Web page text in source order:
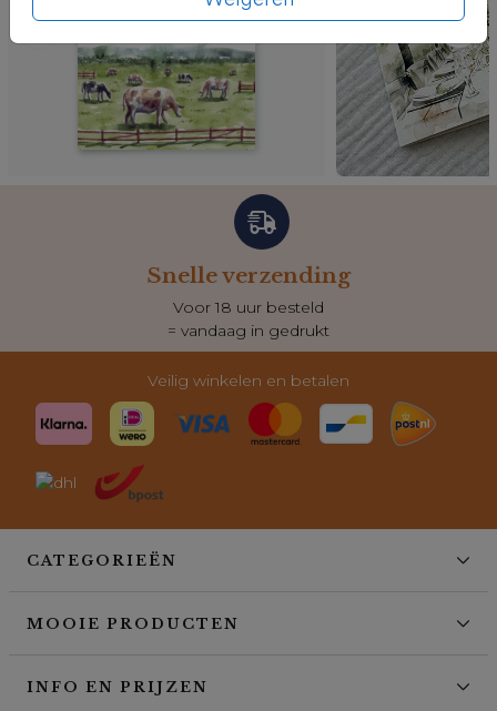
Snelle verzending
Voor 18 uur besteld
= vandaag in gedrukt
Veilig winkelen en betalen
CATEGORIEËN
MOOIE PRODUCTEN
INFO EN PRIJZEN